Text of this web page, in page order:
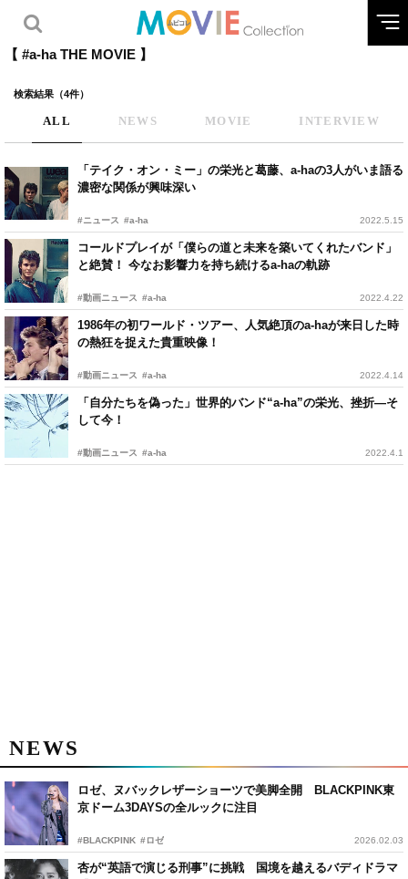
【 #a-ha THE MOVIE 】
検索結果（4件）
ALL NEWS MOVIE INTERVIEW
「テイク・オン・ミー」の栄光と葛藤、a-haの3人がいま語る
濃密な関係が興味深い
#ニュース #a-ha 2022.5.15
コールドプレイが「僕らの道と未来を築いてくれたバンド」
と絶賛！ 今なお影響力を持ち続けるa-haの軌跡
#動画ニュース #a-ha 2022.4.22
1986年の初ワールド・ツアー、人気絶頂のa-haが来日した時
の熱狂を捉えた貴重映像！
#動画ニュース #a-ha 2022.4.14
「自分たちを偽った」世界的バンド“a-ha”の栄光、挫折―そ
して今！
#動画ニュース #a-ha 2022.4.1
NEWS
ロゼ、ヌバックレザーショーツで美脚全開 BLACKPINK東
京ドーム3DAYSの全ルックに注目
#BLACKPINK #ロゼ 2026.02.03
杏が“英語で演じる刑事”に挑戦 国境を越えるバディドラマ